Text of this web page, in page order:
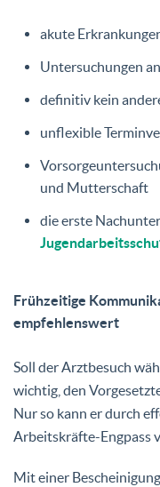
akute
Untersuchungen
definitiv kein
unflexible
und Mutterschaft
die erste
Frühzeitige
empfehlenswert
Soll der Arztbesuch
wichtig, den
Nur so kann er durch
Arbeitskräfte-Engpass
Mit einer